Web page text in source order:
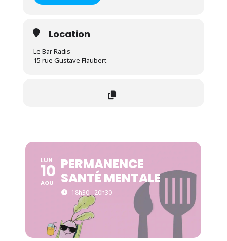
Location
Le Bar Radis
15 rue Gustave Flaubert
LUN
10
AOU
PERMANENCE
SANTÉ MENTALE
18h30 - 20h30